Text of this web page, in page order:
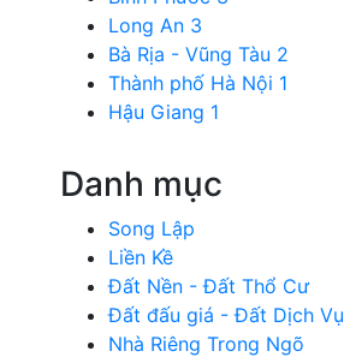
Long An 3
Bà Rịa - Vũng Tàu 2
Thành phố Hà Nội 1
Hậu Giang 1
Danh mục
Song Lập
Liền Kề
Đất Nền - Đất Thổ Cư
Đất đấu giá - Đất Dịch Vụ
Nhà Riêng Trong Ngõ